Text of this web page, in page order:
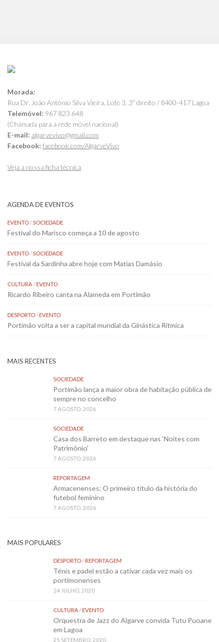
Morada:
Rua Dr. João António Silva Vieira, Lote 3, 3º direito / 8400-417 Lagoa
Telemóvel: 967 823 648
(Chamada para a rede móvel nacional)
E-mail: algarvevivo@gmail.com
Facebook: facebook.com/AlgarveVivo
Veja a nossa ficha técnica
AGENDA DE EVENTOS
EVENTO/SOCIEDADE
Festival do Marisco começa a 10 de agosto
EVENTO/SOCIEDADE
Festival da Sardinha abre hoje com Matias Damásio
CULTURA/EVENTO
Ricardo Ribeiro canta na Alameda em Portimão
DESPORTO/EVENTO
Portimão volta a ser a capital mundial da Ginástica Rítmica
MAIS RECENTES
SOCIEDADE
Portimão lança a maior obra de habitação pública de
sempre no concelho
7 AGOSTO, 2026
SOCIEDADE
Casa dos Barreto em destaque nas ‘Noites com
Património’
7 AGOSTO, 2026
REPORTAGEM
Armacenenses: O primeiro título da história do
futebol feminino
7 AGOSTO, 2026
MAIS POPULARES
DESPORTO/REPORTAGEM
Ténis e padel estão a cativar cada vez mais os
portimonenses
24 JULHO, 2020
CULTURA/EVENTO
Orquestra de Jazz do Algarve convida Tutu Puoane
em Lagoa
25 SETEMBRO, 2020